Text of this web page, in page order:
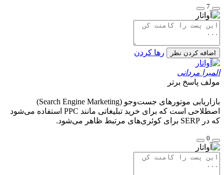
7
اضافه کردن نظر رها کردن
المیرا مردانی
مولف پاسخ برتر
بازاریابی موتورهای جست‌وجو (Search Engine Marketing)
اصطلاحی است که برای خرید تبلیغاتی مانند PPC استفاده می‌شود
که در SERP برای کوئری‌های مرتبط ظاهر می‌شود.
0